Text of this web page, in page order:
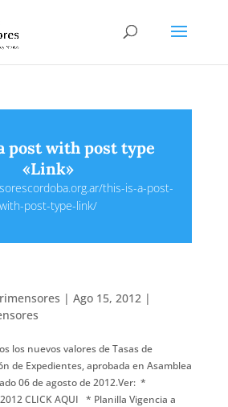
post with post type
«Link»
this-is-a-post-
with-post-type-link/
| Ago 15, 2012|
los nuevos valores de Tasas de
de Expedientes, aprobada en Asamblea
06 de agosto de 2012.Ver: *
CLICK AQUI * Planilla Vigencia a